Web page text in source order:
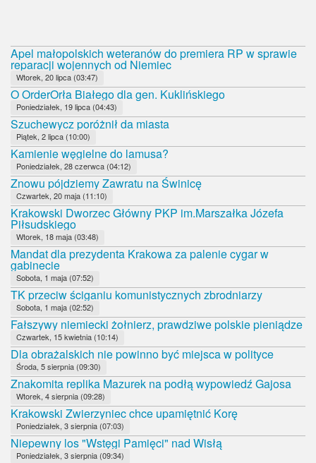
Apel małopolskich weteranów do premiera RP w sprawie
reparacji wojennych od Niemiec
Wtorek, 20 lipca (03:47)
O OrderOrła Białego dla gen. Kuklińskiego
Poniedziałek, 19 lipca (04:43)
Szuchewycz poróżnił da miasta
Piątek, 2 lipca (10:00)
Kamienie węgielne do lamusa?
Poniedziałek, 28 czerwca (04:12)
Znowu pójdziemy Zawratu na Świnicę
Czwartek, 20 maja (11:10)
Krakowski Dworzec Główny PKP im.Marszałka Józefa
Piłsudskiego
Wtorek, 18 maja (03:48)
Mandat dla prezydenta Krakowa za palenie cygar w
gabinecie
Sobota, 1 maja (07:52)
TK przeciw ściganiu komunistycznych zbrodniarzy
Sobota, 1 maja (02:52)
Fałszywy niemiecki żołnierz, prawdziwe polskie pieniądze
Czwartek, 15 kwietnia (10:14)
Dla obrażalskich nie powinno być miejsca w polityce
Środa, 5 sierpnia (09:30)
Znakomita replika Mazurek na podłą wypowiedź Gajosa
Wtorek, 4 sierpnia (09:28)
Krakowski Zwierzyniec chce upamiętnić Korę
Poniedziałek, 3 sierpnia (07:03)
Niepewny los "Wstęgi Pamięci" nad Wisłą
Poniedziałek, 3 sierpnia (09:34)